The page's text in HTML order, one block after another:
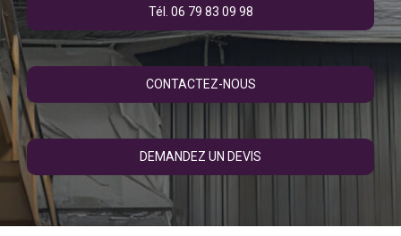
Tél. 06 79 83 09 98
CONTACTEZ-NOUS
DEMANDEZ UN DEVIS